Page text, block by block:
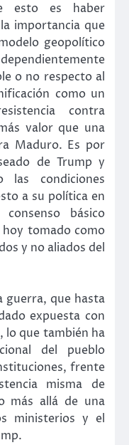
esto es haber
importancia que
geopolítico
o no respecto al
como un
contra
valor que una
Maduro. Es por
de Trump y
las condiciones
a su política en
básico
tomado como
y no aliados del
guerra, que hasta
expuesta con
lo que también ha
del pueblo
frente
misma de
más allá de una
ministerios y el